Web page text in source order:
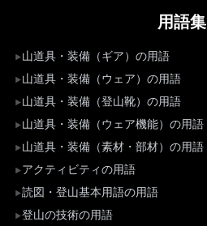
用語集
山道具・装備（ギア）の用語
山道具・装備（ウェア）の用語
山道具・装備（登山靴）の用語
山道具・装備（ウェア機能）の用語
山道具・装備（素材・部材）の用語
アクティビティの用語
読図・登山基本用語の用語
登山の技術の用語